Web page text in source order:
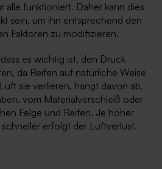
alle funktioniert. Daher kann dies
sein, um ihn entsprechend den
Faktoren zu modifizieren.
es wichtig ist, den Druck
da Reifen auf natürliche Weise
sie verlieren, hängt davon ab,
vom Materialverschleiß oder
Felge und Reifen. Je höher
erfolgt der Luftverlust.